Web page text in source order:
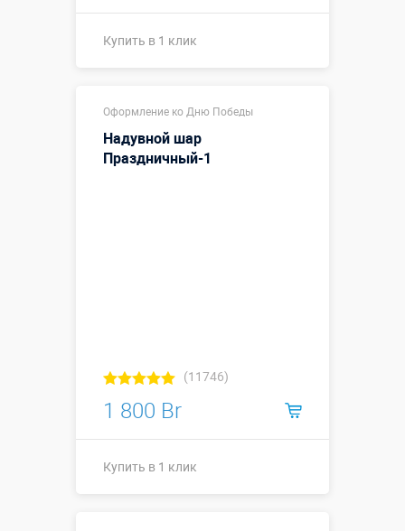
Купить в 1 клик
Оформление ко Дню Победы
Надувной шар
Праздничный-1
(11746)
1 800 Br
Купить в 1 клик